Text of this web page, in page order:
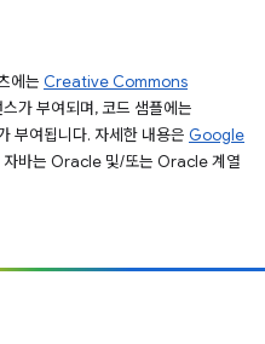
에는 Creative Commons
가 부여되며, 코드 샘플에는
부여됩니다. 자세한 내용은 Google
자바는 Oracle 및/또는 Oracle 계열